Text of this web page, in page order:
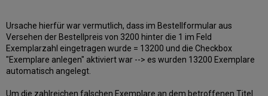
Ursache hierfür war vermutlich, dass im Bestellformular aus
Versehen der Bestellpreis von 3200 hinter die 1 im Feld
Exemplarzahl eingetragen wurde = 13200 und die Checkbox
"Exemplare anlegen" aktiviert war --> es wurden 13200 Exemplare
automatisch angelegt.
Um die zahlreichen falschen Exemplare an dem betroffenen Titel